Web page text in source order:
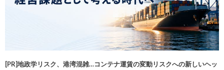
[PR]地政学リスク、港湾混雑…コンテナ運賃の変動リスクへの新しいヘッ